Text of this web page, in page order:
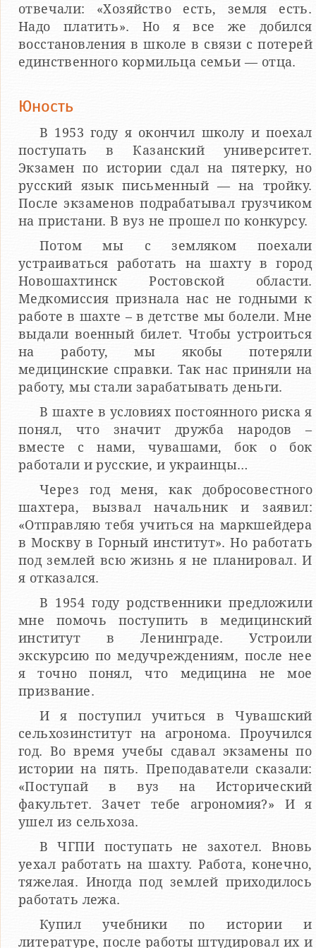
отвечали: «Хозяйство есть, земля есть.
Надо платить». Но я все же добился
восстановления в школе в связи с потерей
единственного кормильца семьи — отца.
Юность
В 1953 году я окончил школу и поехал
поступать в Казанский университет.
Экзамен по истории сдал на пятерку, но
русский язык письменный — на тройку.
После экзаменов подрабатывал грузчиком
на пристани. В вуз не прошел по конкурсу.
Потом мы с земляком поехали
устраиваться работать на шахту в город
Новошахтинск Ростовской области.
Медкомиссия признала нас не годными к
работе в шахте – в детстве мы болели. Мне
выдали военный билет. Чтобы устроиться
на работу, мы якобы потеряли
медицинские справки. Так нас приняли на
работу, мы стали зарабатывать деньги.
В шахте в условиях постоянного риска я
понял, что значит дружба народов –
вместе с нами, чувашами, бок о бок
работали и русские, и украинцы…
Через год меня, как добросовестного
шахтера, вызвал начальник и заявил:
«Отправляю тебя учиться на маркшейдера
в Москву в Горный институт». Но работать
под землей всю жизнь я не планировал. И
я отказался.
В 1954 году родственники предложили
мне помочь поступить в медицинский
институт в Ленинграде. Устроили
экскурсию по медучреждениям, после нее
я точно понял, что медицина не мое
призвание.
И я поступил учиться в Чувашский
сельхозинститут на агронома. Проучился
год. Во время учебы сдавал экзамены по
истории на пять. Преподаватели сказали:
«Поступай в вуз на Исторический
факультет. Зачет тебе агрономия?» И я
ушел из сельхоза.
В ЧГПИ поступать не захотел. Вновь
уехал работать на шахту. Работа, конечно,
тяжелая. Иногда под землей приходилось
работать лежа.
Купил учебники по истории и
литературе, после работы штудировал их и